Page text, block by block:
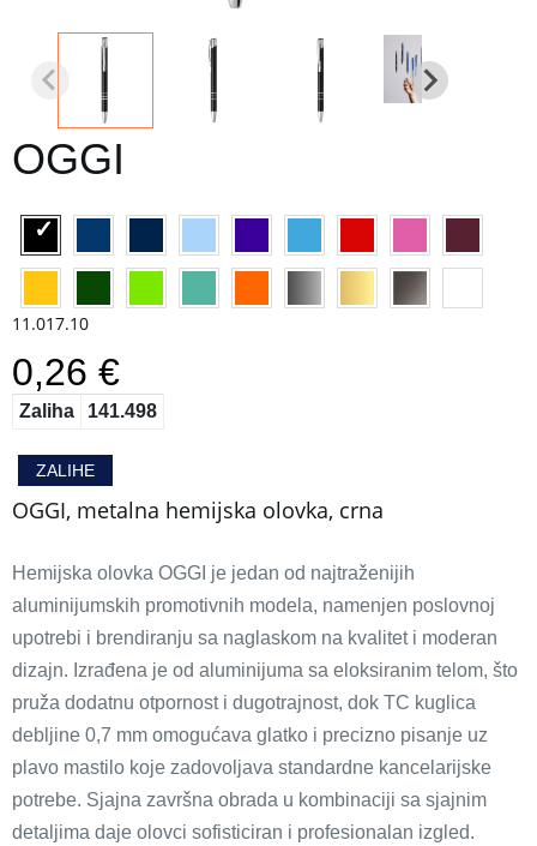
OGGI
11.017.10
0,26 €
Zaliha 141.498
ZALIHE
OGGI, metalna hemijska olovka, crna
Hemijska olovka OGGI je jedan od najtraženijih
aluminijumskih promotivnih modela, namenjen poslovnoj
upotrebi i brendiranju sa naglaskom na kvalitet i moderan
dizajn. Izrađena je od aluminijuma sa eloksiranim telom, što
pruža dodatnu otpornost i dugotrajnost, dok TC kuglica
debljine 0,7 mm omogućava glatko i precizno pisanje uz
plavo mastilo koje zadovoljava standardne kancelarijske
potrebe. Sjajna završna obrada u kombinaciji sa sjajnim
detaljima daje olovci sofisticiran i profesionalan izgled.